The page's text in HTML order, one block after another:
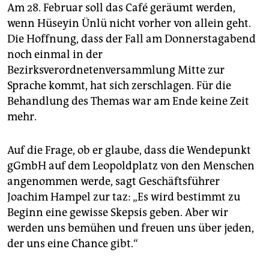
Am 28. Februar soll das Café geräumt werden,
wenn Hüseyin Ünlü nicht vorher von allein geht.
Die Hoffnung, dass der Fall am Donnerstagabend
noch einmal in der
Bezirksverordnetenversammlung Mitte zur
Sprache kommt, hat sich zerschlagen. Für die
Behandlung des Themas war am Ende keine Zeit
mehr.
Auf die Frage, ob er glaube, dass die Wendepunkt
gGmbH auf dem Leopoldplatz von den Menschen
angenommen werde, sagt Geschäftsführer
Joachim Hampel zur taz: „Es wird bestimmt zu
Beginn eine gewisse Skepsis geben. Aber wir
werden uns bemühen und freuen uns über jeden,
der uns eine Chance gibt.“